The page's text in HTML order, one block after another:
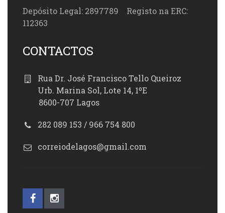
Depósito Legal: 2897789 Registo na ERC:
112363
CONTACTOS
Rua Dr. José Francisco Tello Queiroz
Urb. Marina Sol, Lote 14, 1ºE
8600-707 Lagos
282 089 153 / 966 754 800
correiodelagos@gmail.com